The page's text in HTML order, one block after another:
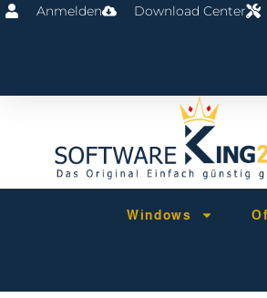
Anmelden Download Center
Windows